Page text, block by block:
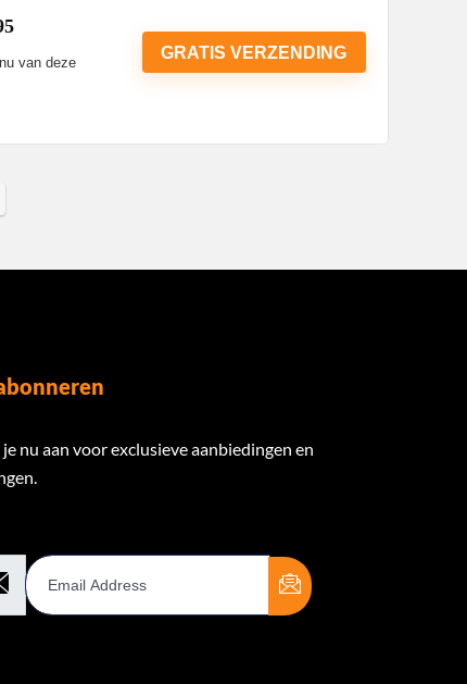
van deze
GRATIS VERZENDING
nu aan voor exclusieve aanbiedingen en